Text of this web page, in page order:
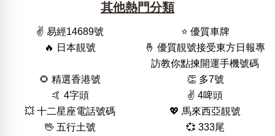
其他熱門分類
✌️ 易經14689號
⭐️ 優質車牌
🔥 日本靚號
🤞 優質靚號接受東方日報專
訪教你點揀開運手機號碼
🌻 精選香港號
👏 多7號
🤙 4字頭
✌️ 4啤頭
💥 十二星座電話號碼
💖 馬來西亞靚號
🖖 五行土號
💞 333尾